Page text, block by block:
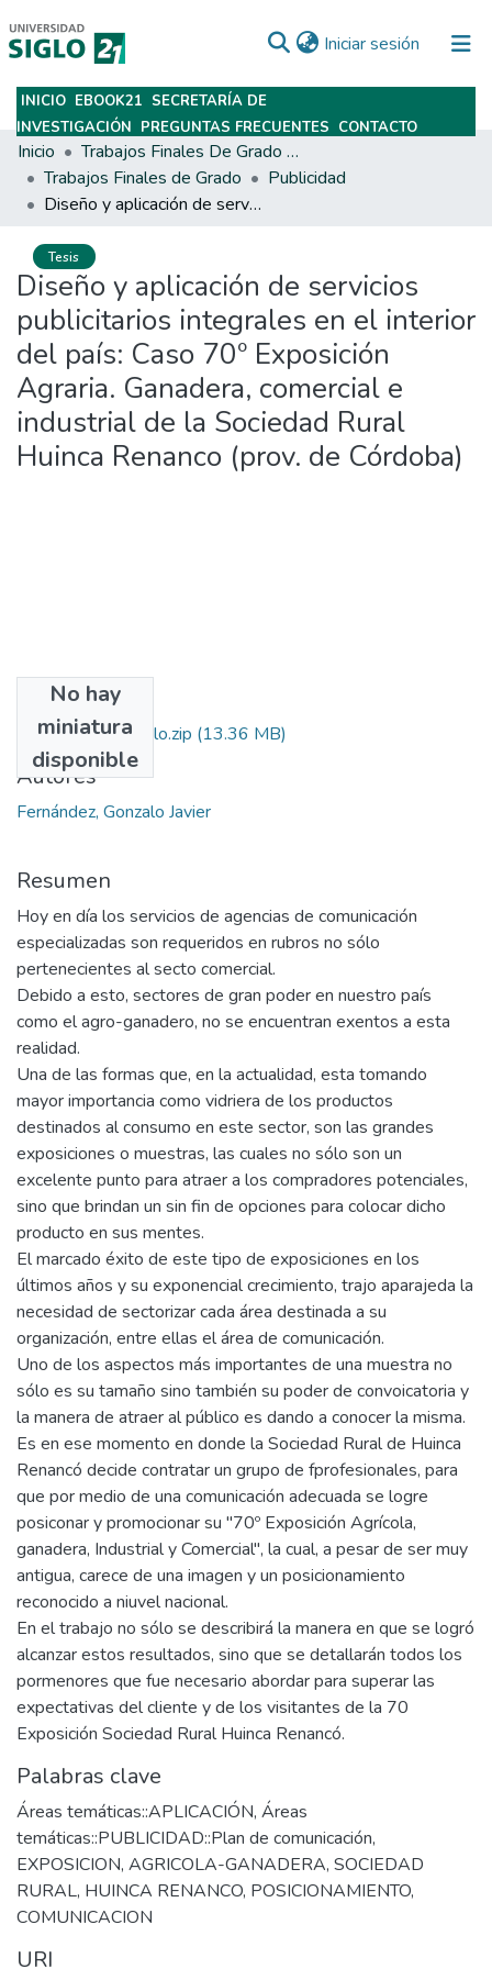
Iniciar sesión (current)
Subir
INICIO EBOOK21 SECRETARÍA DE
INVESTIGACIÓN PREGUNTAS FRECUENTES CONTACTO
Inicio
Trabajos Finales De Grado Y Posgrado
Trabajos Finales de Grado
Publicidad
Diseño y aplicación de servicios publicitarios integrales en el interior del país: Caso 70º Exposición Agraria. Ganadera, comercial e industrial de la Sociedad Rural Huinca Renanco (prov. de Córdoba)
Tesis
Diseño y aplicación de servicios
publicitarios integrales en el interior
del país: Caso 70º Exposición
Agraria. Ganadera, comercial e
industrial de la Sociedad Rural
Huinca Renanco (prov. de Córdoba)
No hay
miniatura
disponible
Archivos
Fernández,_Gonzalo.zip (13.36 MB)
Autores
Fernández, Gonzalo Javier
Resumen
Hoy en día los servicios de agencias de comunicación
especializadas son requeridos en rubros no sólo
pertenecientes al secto comercial.
Debido a esto, sectores de gran poder en nuestro país
como el agro-ganadero, no se encuentran exentos a esta
realidad.
Una de las formas que, en la actualidad, esta tomando
mayor importancia como vidriera de los productos
destinados al consumo en este sector, son las grandes
exposiciones o muestras, las cuales no sólo son un
excelente punto para atraer a los compradores potenciales,
sino que brindan un sin fin de opciones para colocar dicho
producto en sus mentes.
El marcado éxito de este tipo de exposiciones en los
últimos años y su exponencial crecimiento, trajo aparajeda la
necesidad de sectorizar cada área destinada a su
organización, entre ellas el área de comunicación.
Uno de los aspectos más importantes de una muestra no
sólo es su tamaño sino también su poder de convoicatoria y
la manera de atraer al público es dando a conocer la misma.
Es en ese momento en donde la Sociedad Rural de Huinca
Renancó decide contratar un grupo de fprofesionales, para
que por medio de una comunicación adecuada se logre
posiconar y promocionar su "70º Exposición Agrícola,
ganadera, Industrial y Comercial", la cual, a pesar de ser muy
antigua, carece de una imagen y un posicionamiento
reconocido a niuvel nacional.
En el trabajo no sólo se describirá la manera en que se logró
alcanzar estos resultados, sino que se detallarán todos los
pormenores que fue necesario abordar para superar las
expectativas del cliente y de los visitantes de la 70
Exposición Sociedad Rural Huinca Renancó.
Palabras clave
Áreas temáticas::APLICACIÓN, Áreas
temáticas::PUBLICIDAD::Plan de comunicación,
EXPOSICION, AGRICOLA-GANADERA, SOCIEDAD
RURAL, HUINCA RENANCO, POSICIONAMIENTO,
COMUNICACION
URI